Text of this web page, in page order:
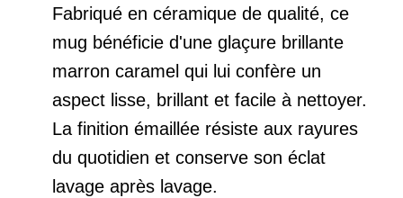
Fabriqué en céramique de qualité, ce
mug bénéficie d'une glaçure brillante
marron caramel qui lui confère un
aspect lisse, brillant et facile à nettoyer.
La finition émaillée résiste aux rayures
du quotidien et conserve son éclat
lavage après lavage.